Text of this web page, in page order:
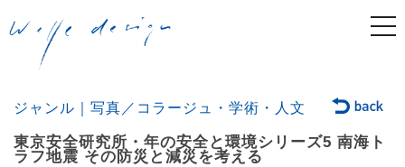
ジャンル｜写真／コラージュ・学術・人文
東京安全研究所・年の安全と環境シリーズ5 南海ト
ラフ地震 その防災と減災を考える